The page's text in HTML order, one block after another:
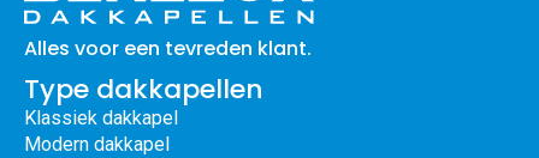
Alles voor een tevreden klant.
Type dakkapellen
Klassiek dakkapel
Modern dakkapel